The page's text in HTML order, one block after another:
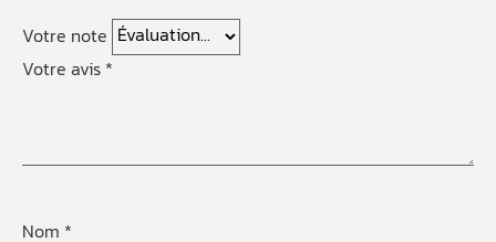
Votre note
Votre avis *
Nom *